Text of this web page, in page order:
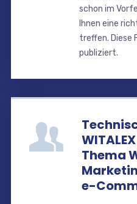
schon im
Ihnen eine
treffen. Diese
publiziert.
Thema
e-